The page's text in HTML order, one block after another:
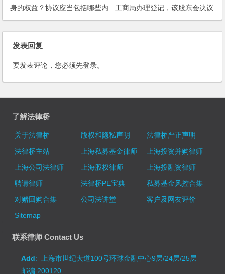
身的权益？协议应当包括哪些内
容？
工商局办理登记，该股东会决议
是否有效，是否可补办变更登记
手续？
发表回复
要发表评论，您必须先登录。
了解法律桥
关于法律桥 版权和隐私声明
法律桥严正声明
法律桥主站
上海私募基金律师
上海投资并购律师
上海公司法律师
上海股权律师
上海投融资律师
聘请律师
法律桥PE宝典
私募基金风控合集
对赌回购合集
公司法讲堂
客户及网友评价
Sitemap
联系律师 Contact Us
Add: 上海市世纪大道100号环球金融中心9层/24层/25层
邮编:200120